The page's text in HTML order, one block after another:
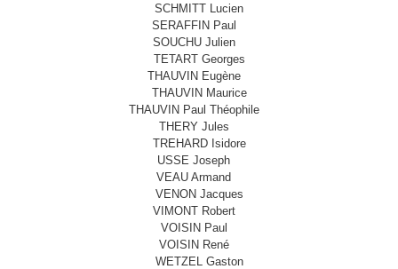
SCHMITT Lucien
SERAFFIN Paul
SOUCHU Julien
TETART Georges
THAUVIN Eugène
THAUVIN Maurice
THAUVIN Paul Théophile
THERY Jules
TREHARD Isidore
USSE Joseph
VEAU Armand
VENON Jacques
VIMONT Robert
VOISIN Paul
VOISIN René
WETZEL Gaston